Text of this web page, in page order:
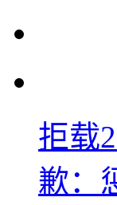
拒载
歉：